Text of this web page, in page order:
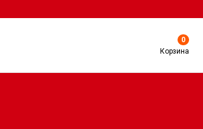
0
Корзина